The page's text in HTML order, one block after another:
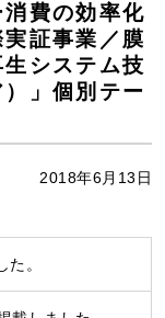
費の効率化
証事業／膜
システム技
」個別テー
2018年6月13日
。